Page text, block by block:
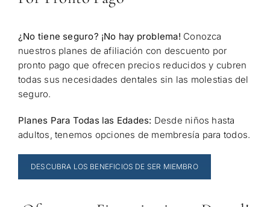
¿No tiene seguro? ¡No hay problema! Conozca
nuestros planes de afiliación con descuento por
pronto pago que ofrecen precios reducidos y cubren
todas sus necesidades dentales sin las molestias del
seguro.
Planes Para Todas las Edades: Desde niños hasta
adultos, tenemos opciones de membresía para todos.
DESCUBRA LOS BENEFICIOS DE SER MIEMBRO